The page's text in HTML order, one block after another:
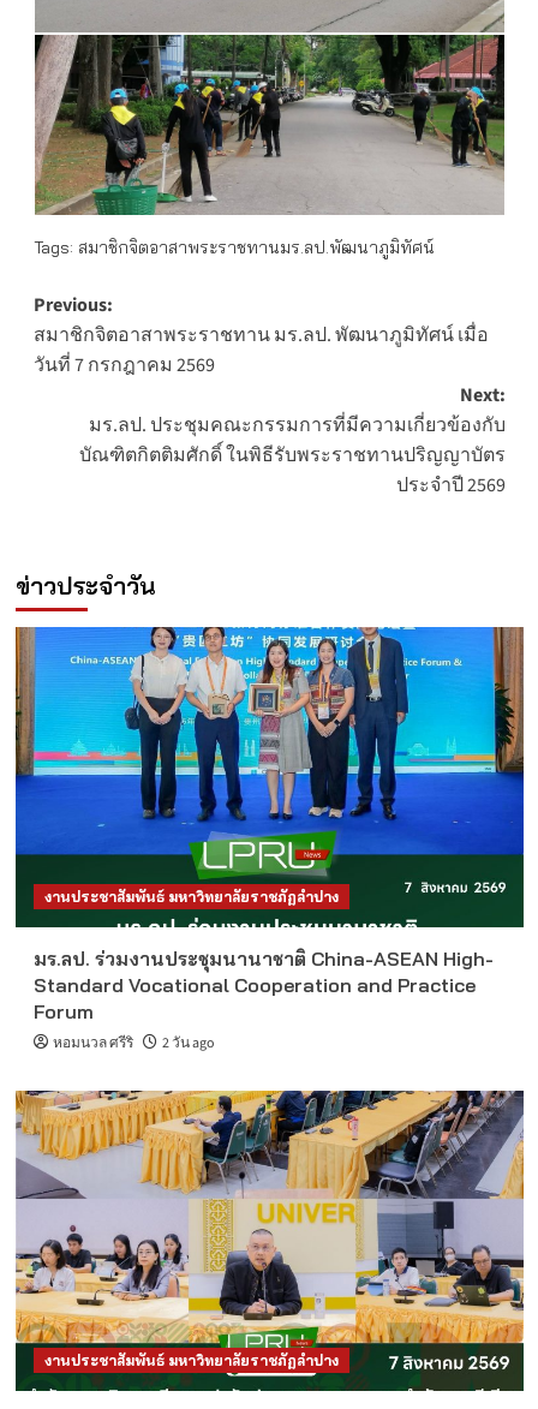
Tags: สมาชิกจิตอาสาพระราชทานมร.ลป.พัฒนาภูมิทัศน์
Post
navigation
Previous:
สมาชิกจิตอาสาพระราชทาน มร.ลป. พัฒนาภูมิทัศน์ เมื่อ
วันที่ 7 กรกฎาคม 2569
Next:
มร.ลป. ประชุมคณะกรรมการที่มีความเกี่ยวข้องกับ
บัณฑิตกิตติมศักดิ์ ในพิธีรับพระราชทานปริญญาบัตร
ประจำปี 2569
ข่าวประจำวัน
งานประชาสัมพันธ์ มหาวิทยาลัยราชภัฏลำปาง
มร.ลป. ร่วมงานประชุมนานาชาติ China-ASEAN High-
Standard Vocational Cooperation and Practice
Forum
หอมนวล ศรีริ 2 วัน ago
งานประชาสัมพันธ์ มหาวิทยาลัยราชภัฏลำปาง